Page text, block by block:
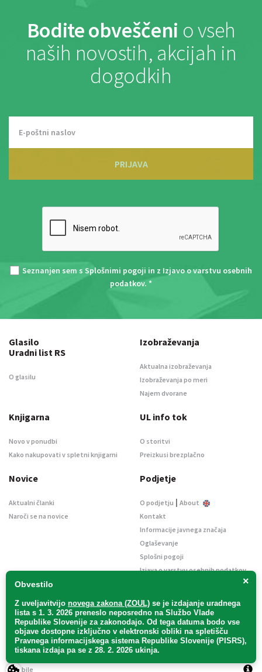
Bodite obveščeni o vseh
naših novostih, akcijah in
dogodkih
PRIJAVA
Seznanjen sem s Splošnimi pogoji in z Izjavo o varstvu osebnih
podatkov. *
×
Obvestilo
Z uveljavitvijo novega zakona (ZOUL) se je izdajanje uradnega
lista s 1. 3. 2026 preneslo neposredno na Službo Vlade
Republike Slovenije za zakonodajo. Od tega datuma bodo vse
objave dostopne izključno v elektronski obliki na spletišču
Pravnega informacijskega sistema Republike Slovenije (PISRS),
tiskana izdaja pa se z 28. 2. 2026 ukinja.
Glasilo
Uradni list RS
O glasilu
Izobraževanja
Aktualna izobraževanja
Izobraževanja po meri
Najem dvorane
Knjigarna
Novo v ponudbi
Kako nakupovati v spletni knjigarni
UL info tok
O storitvi
Preizkusi brezplačno
Novice
Aktualni članki
Naroči se na novice
Podjetje
O podjetju | About
Kontakt
Informacije javnega značaja
Oglaševanje
Splošni pogoji
Izjava o varstvu osebnih podatkov
Uradni list d. o. o. – v likvidaciji / Vse pravice pridržane.
2Mobile